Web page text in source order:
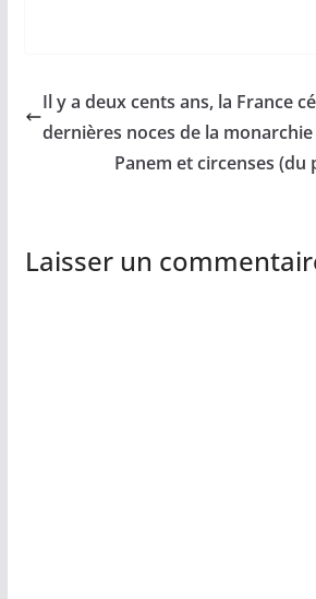
Il y a deux cents ans, la France
dernières noces de la
Panem et circenses (du
Laisser un